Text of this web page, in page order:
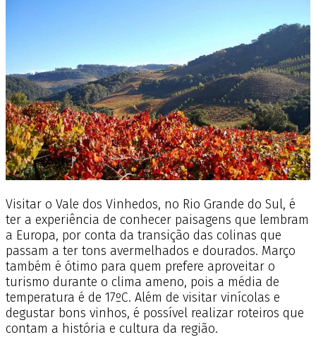
Visitar o Vale dos Vinhedos, no Rio Grande do Sul, é
ter a experiência de conhecer paisagens que lembram
a Europa, por conta da transição das colinas que
passam a ter tons avermelhados e dourados. Março
também é ótimo para quem prefere aproveitar o
turismo durante o clima ameno, pois a média de
temperatura é de 17ºC. Além de visitar vinícolas e
degustar bons vinhos, é possível realizar roteiros que
contam a história e cultura da região.